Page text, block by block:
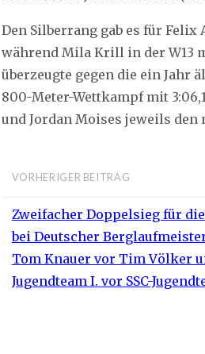
Den Silberrang gab es für Felix
während Mila Krill in der W13
überzeugte gegen die ein Jahr
800-Meter-Wettkampf mit
und Jordan Moises jeweils den
VORHERIGER BEITRAG
Zweifacher Doppelsieg für die
bei Deutscher
Tom Knauer vor Tim Völker
Jugendteam I. vor SSC-